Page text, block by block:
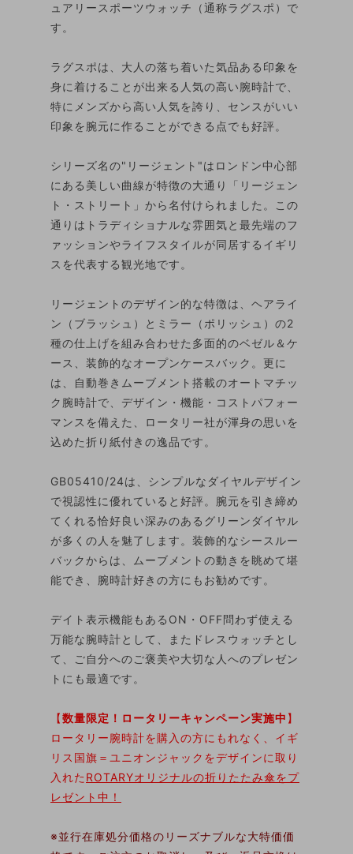
ュアリースポーツウォッチ（通称ラグスポ）で
す。
ラグスポは、大人の落ち着いた気品ある印象を
身に着けることが出来る人気の高い腕時計で、
特にメンズから高い人気を誇り、センスがいい
印象を腕元に作ることができる点でも好評。
シリーズ名の"リージェント"はロンドン中心部
にある美しい曲線が特徴の大通り「リージェン
ト・ストリート」から名付けられました。この
通りはトラディショナルな雰囲気と最先端のフ
ァッションやライフスタイルが同居するイギリ
スを代表する観光地です。
リージェントのデザイン的な特徴は、ヘアライ
ン（ブラッシュ）とミラー（ポリッシュ）の2
種の仕上げを組み合わせた多面的のベゼル＆ケ
ース、装飾的なオープンケースバック。更に
は、自動巻きムーブメント搭載のオートマチッ
ク腕時計で、デザイン・機能・コストパフォー
マンスを備えた、ロータリー社が渾身の思いを
込めた折り紙付きの逸品です。
GB05410/24は、シンプルなダイヤルデザイン
で視認性に優れていると好評。腕元を引き締め
てくれる恰好良い深みのあるグリーンダイヤル
が多くの人を魅了します。装飾的なシースルー
バックからは、ムーブメントの動きを眺めて堪
能でき、腕時計好きの方にもお勧めです。
デイト表示機能もあるON・OFF問わず使える
万能な腕時計として、またドレスウォッチとし
て、ご自分へのご褒美や大切な人へのプレゼン
トにも最適です。
【数量限定！ロータリーキャンペーン実施中 】
ロータリー腕時計を購入の方にもれなく、イギ
リス国旗＝ユニオンジャックをデザインに取り
入れた ROTARYオリジナルの折りたたみ傘をプ
レゼント中！
※並行在庫処分価格のリーズナブルな大特価価